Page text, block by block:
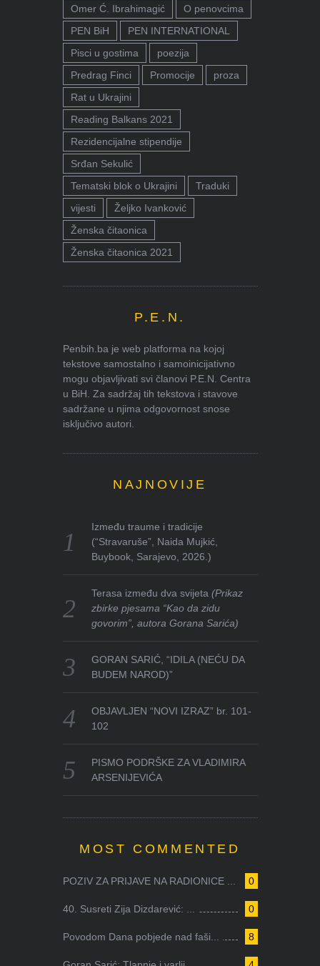
Omer Ć. Ibrahimagić
O penovcima
PEN BiH
PEN INTERNATIONAL
Pisci u gostima
poezija
Predrag Finci
Promocije
proza
Rat u Ukrajini
Reading Balkans 2021
Rezidencijalne stipendije
Srđan Sekulić
Tematski blok o Ukrajini
Traduki
vijesti
Željko Ivanković
Ženska čitaonica
Ženska čitaonica 2021
P.E.N.
Penbih.ba je web platforma na kojoj
tekstove samostalno i samoinicijativno
mogu objavljivati svi članovi P.E.N. Centra
u BiH. Za sadržaj tih tekstova i stavove
sadržane u njima odgovornost snose
isključivo autori.
NAJNOVIJE
Između traume i tradicije
(“Stravaruše”, Naida Mujkić,
Buybook, Sarajevo, 2026.)
Terasa između dva svijeta(Prikaz
zbirke pjesama “Kao da zidu
govorim”, autora Gorana Sarića)
GORAN SARIĆ, “IDILA (NEĆU DA
BUDEM NAROD)”
OBJAVLJEN “NOVI IZRAZ” br. 101-
102
PISMO PODRŠKE ZA VLADIMIRA
ARSENIJEVIĆA
MOST COMMENTED
0
POZIV ZA PRIJAVE NA RADIONICE ...
0
40. Susreti Zija Dizdarević: ...
8
Povodom Dana pobjede nad faši...